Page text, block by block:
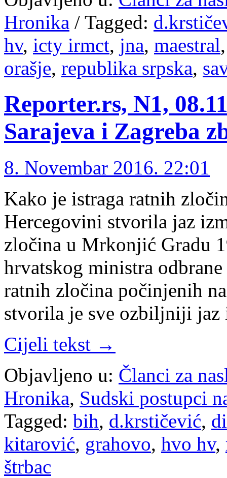
Hronika / Tagged:
hv, icty irmct, jna, maestral
orašje, republika srpska,
Reporter.rs, N1,
Sarajeva i Zagreba
8. Novembar 2016. 22:01
Kako je istraga ratnih
Hercegovini stvorila jaz
zločina u Mrkonjić Gradu
hrvatskog ministra
ratnih zločina počinjenih
stvorila je sve ozbiljniji
Cijeli tekst →
Objavljeno u: Članci za
Hronika, Sudski postupci
Tagged: bih, d.krstičević,
kitarović, grahovo, hvo hv,
štrbac